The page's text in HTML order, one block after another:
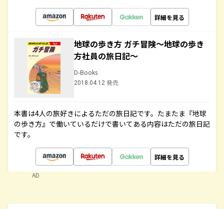
詳細を見る
地球の歩き方 ガチ冒険～地球の歩き
方社員の旅日記～
D-Books
2018.04.12 発売
本書は4人の旅好きによるただの旅日記です。たまたま『地球
の歩き方』で働いているだけで書いてある内容はただの旅日記
です。
詳細を見る
AD